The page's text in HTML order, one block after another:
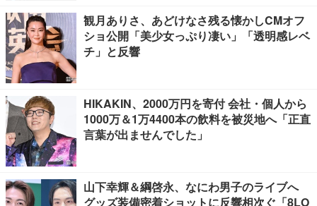
観月ありさ、あどけなさ残る懐かしCMオフ
ショ公開「美少女っぷり凄い」「透明感レベ
チ」と反響
HIKAKIN、2000万円を寄付 会社・個人から
1000万＆1万4400本の飲料を被災地へ「正直
言葉が出ませんでした」
山下幸輝＆綱啓永、なにわ男子のライブへ
グッズ装備密着ショットに反響相次ぐ「8LO